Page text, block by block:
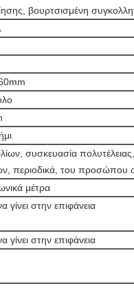
βουρτσισμένη
συσκευασία
περιοδικά, του προσώπου
μέτρα
γίνει στην επιφάνεια
γίνει στην επιφάνεια